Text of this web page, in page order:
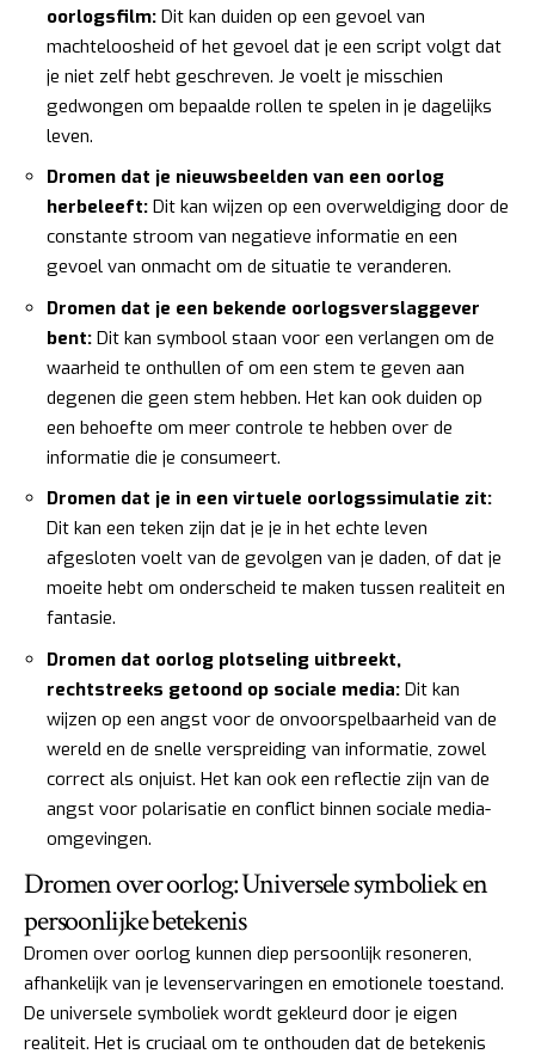
oorlogsfilm: Dit kan duiden op een gevoel van
machteloosheid of het gevoel dat je een script volgt dat
je niet zelf hebt geschreven. Je voelt je misschien
gedwongen om bepaalde rollen te spelen in je dagelijks
leven.
Dromen dat je nieuwsbeelden van een oorlog
herbeleeft: Dit kan wijzen op een overweldiging door de
constante stroom van negatieve informatie en een
gevoel van onmacht om de situatie te veranderen.
Dromen dat je een bekende oorlogsverslaggever
bent: Dit kan symbool staan voor een verlangen om de
waarheid te onthullen of om een stem te geven aan
degenen die geen stem hebben. Het kan ook duiden op
een behoefte om meer controle te hebben over de
informatie die je consumeert.
Dromen dat je in een virtuele oorlogssimulatie zit:
Dit kan een teken zijn dat je je in het echte leven
afgesloten voelt van de gevolgen van je daden, of dat je
moeite hebt om onderscheid te maken tussen realiteit en
fantasie.
Dromen dat oorlog plotseling uitbreekt,
rechtstreeks getoond op sociale media: Dit kan
wijzen op een angst voor de onvoorspelbaarheid van de
wereld en de snelle verspreiding van informatie, zowel
correct als onjuist. Het kan ook een reflectie zijn van de
angst voor polarisatie en conflict binnen sociale media-
omgevingen.
Dromen over oorlog: Universele symboliek en
persoonlijke betekenis
Dromen over oorlog kunnen diep persoonlijk resoneren,
afhankelijk van je levenservaringen en emotionele toestand.
De universele symboliek wordt gekleurd door je eigen
realiteit. Het is cruciaal om te onthouden dat de betekenis